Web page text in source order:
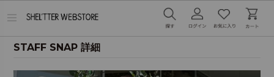
メ
ュ
をSTAFF SNAP 詳細